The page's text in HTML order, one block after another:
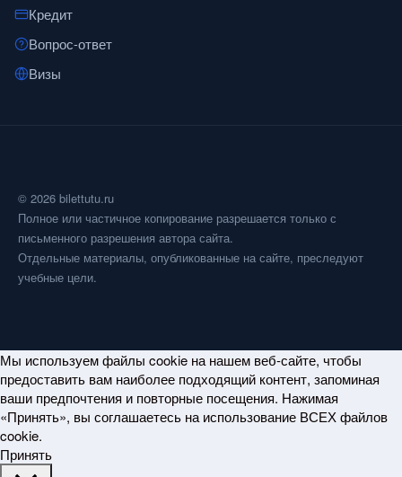
Кредит
Вопрос-ответ
Визы
© 2026 bilettutu.ru
Полное или частичное копирование разрешается только с
письменного разрешения автора сайта.
Отдельные материалы, опубликованные на сайте, преследуют
учебные цели.
Мы используем файлы cookie на нашем веб-сайте, чтобы
предоставить вам наиболее подходящий контент, запоминая
ваши предпочтения и повторные посещения. Нажимая
«Принять», вы соглашаетесь на использование ВСЕХ файлов
cookie.
Принять